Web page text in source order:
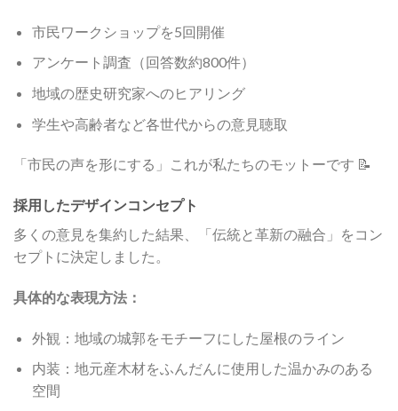
市民ワークショップを5回開催
アンケート調査（回答数約800件）
地域の歴史研究家へのヒアリング
学生や高齢者など各世代からの意見聴取
「市民の声を形にする」これが私たちのモットーです 📝
採用したデザインコンセプト
多くの意見を集約した結果、「伝統と革新の融合」をコン
セプトに決定しました。
具体的な表現方法：
外観：地域の城郭をモチーフにした屋根のライン
内装：地元産木材をふんだんに使用した温かみのある
空間